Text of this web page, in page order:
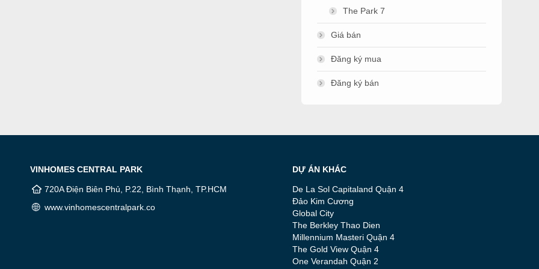
The Park 7
Giá bán
Đăng ký mua
Đăng ký bán
VINHOMES CENTRAL PARK
720A Điện Biên Phủ, P.22, Bình Thạnh, TP.HCM
www.vinhomescentralpark.co
DỰ ÁN KHÁC
De La Sol Capitaland Quận 4
Đảo Kim Cương
Global City
The Berkley Thao Dien
Millennium Masteri Quận 4
The Gold View Quận 4
One Verandah Quận 2